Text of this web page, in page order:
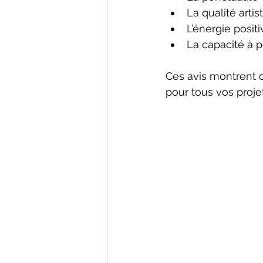
La qualité
L’énergie
La capacité à
Ces avis montrent
pour tous vos